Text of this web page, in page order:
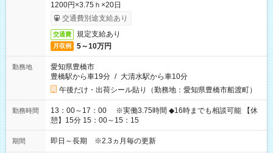
1200円×3.75ｈ×20日
交通費別途支給あり
交通費 規定支給あり
月収例 5～10万円
勤務地
愛知県豊橋市
豊橋駅から車19分 / 大清水駅から車10分
午後だけ・出荷シール貼り（勤務地：愛知県豊橋市船渡町）
勤務時間
13：00～17：00 ※実働3.75時間 ◆16時までも相談可能 【休
憩】15分 15：00～15：15
期間 即日～長期 ※2.3ヵ月毎の更新